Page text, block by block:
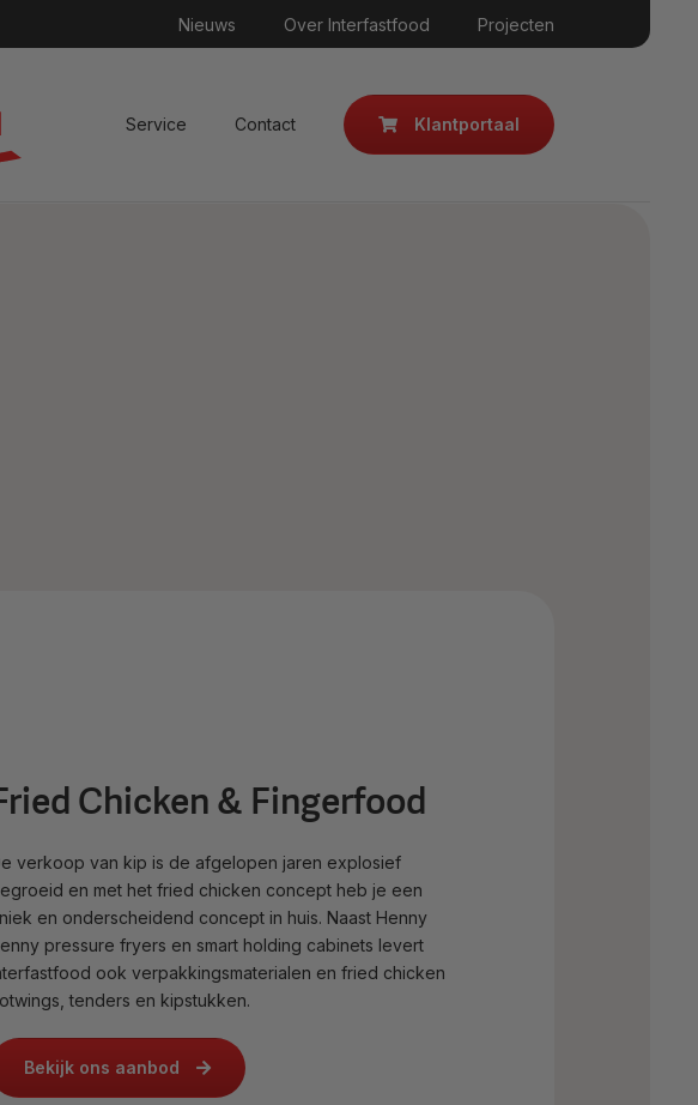
Nieuws Over Interfastfood Projecten
Service Contact Klantportaal
Chicken & Fingerfood
verkoop van kip is de afgelopen jaren explosief
en met het fried chicken concept heb je een
en onderscheidend concept in huis. Naast Henny
pressure fryers en smart holding cabinets levert
ook verpakkingsmaterialen en fried chicken
tenders en kipstukken.
Bekijk ons aanbod